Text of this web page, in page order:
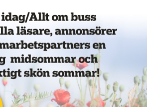
NYHETER 11 juni 2026
Nytt taxibolag i Borlänge
NYHETER 11 juni 2026